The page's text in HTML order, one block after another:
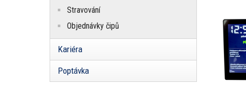
Stravování
Objednávky čipů
Kariéra
Poptávka